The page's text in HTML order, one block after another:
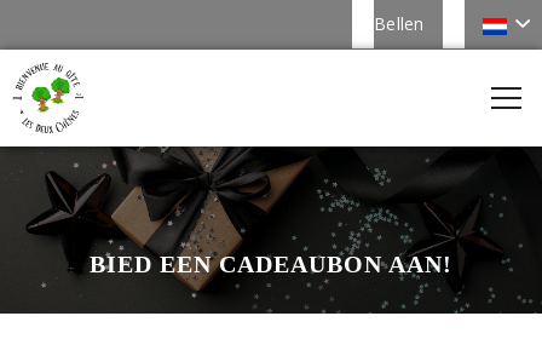
Bellen
BIED EEN CADEAUBON AAN!